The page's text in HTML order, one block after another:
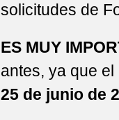
solicitudes de
ES MUY
antes, ya que
25 de junio de